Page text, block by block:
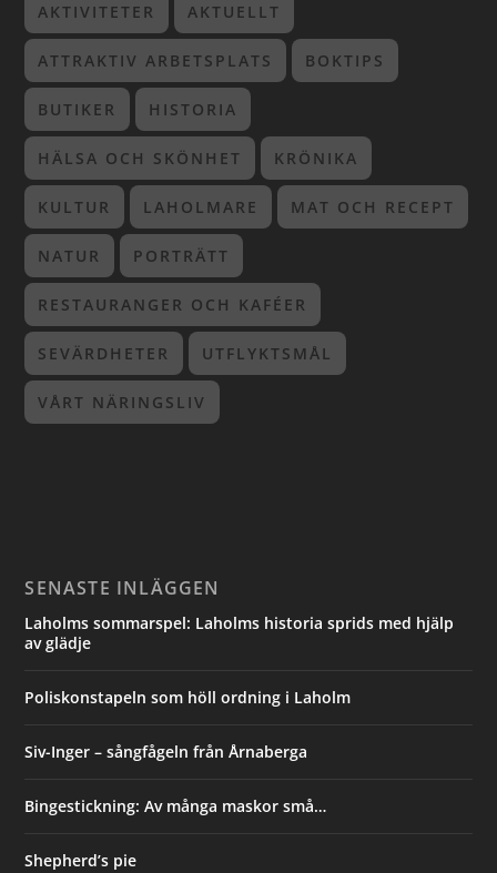
AKTIVITETER AKTUELLT
ATTRAKTIV ARBETSPLATS BOKTIPS
BUTIKER HISTORIA
HÄLSA OCH SKÖNHET KRÖNIKA
KULTUR LAHOLMARE MAT OCH RECEPT
NATUR PORTRÄTT
RESTAURANGER OCH KAFÉER
SEVÄRDHETER UTFLYKTSMÅL
VÅRT NÄRINGSLIV
SENASTE INLÄGGEN
Laholms sommarspel: Laholms historia sprids med hjälp
av glädje
Poliskonstapeln som höll ordning i Laholm
Siv-Inger – sångfågeln från Årnaberga
Bingestickning: Av många maskor små…
Shepherd’s pie